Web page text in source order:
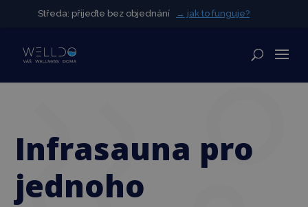
Infrasauna pro
jednoho
Středa: přijeďte bez objednání → jak to funguje?
Středa: přijeďte bez objednání → jak to funguje?